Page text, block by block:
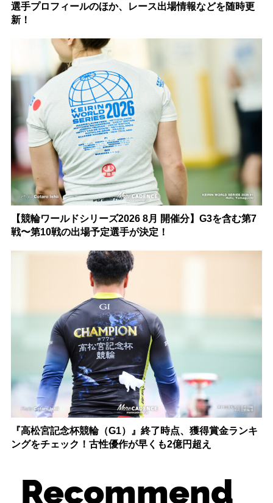
選手プロフィールのほか、レース出場情報などを随時更
新！
【競輪ワールドシリーズ2026 8月 開催分】G3を含む第7
戦〜第10戦の出場予定選手が決定！
『高松宮記念杯競輪（G1）』終了時点、獲得賞金ランキ
ングをチェック！古性優作が早くも2億円超え
Recommend